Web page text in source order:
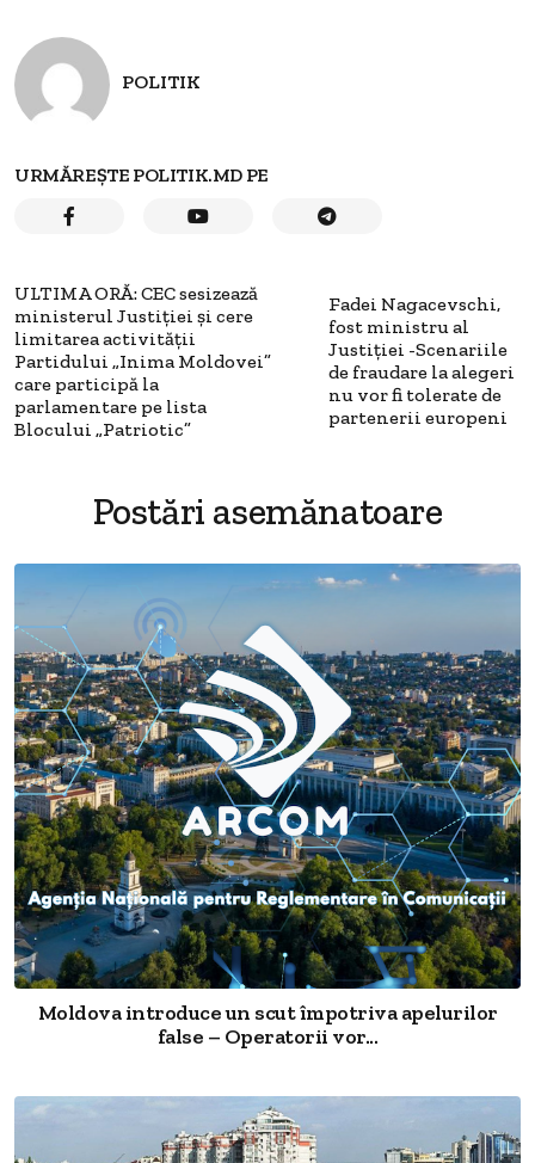
POLITIK
URMĂREȘTE POLITIK.MD PE
ULTIMA ORĂ: CEC sesizează
ministerul Justiției și cere
limitarea activității
Partidului „Inima Moldovei”
care participă la
parlamentare pe lista
Blocului „Patriotic”
Fadei Nagacevschi,
fost ministru al
Justiției -Scenariile
de fraudare la alegeri
nu vor fi tolerate de
partenerii europeni
Postări asemănatoare
Moldova introduce un scut împotriva apelurilor
false – Operatorii vor...